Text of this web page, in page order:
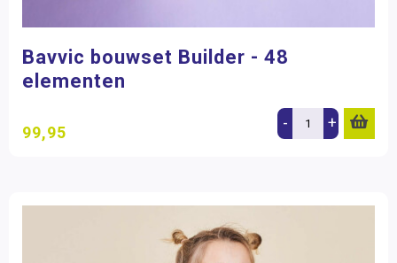
Bavvic bouwset Builder - 48
elementen
99,95 - +